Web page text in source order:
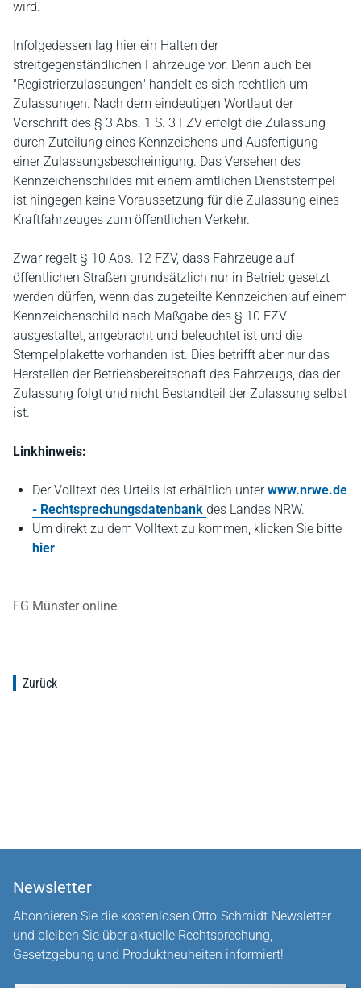
wird.
Infolgedessen lag hier ein Halten der
streitgegenständlichen Fahrzeuge vor. Denn auch bei
"Registrierzulassungen" handelt es sich rechtlich um
Zulassungen. Nach dem eindeutigen Wortlaut der
Vorschrift des § 3 Abs. 1 S. 3 FZV erfolgt die Zulassung
durch Zuteilung eines Kennzeichens und Ausfertigung
einer Zulassungsbescheinigung. Das Versehen des
Kennzeichenschildes mit einem amtlichen Dienststempel
ist hingegen keine Voraussetzung für die Zulassung eines
Kraftfahrzeuges zum öffentlichen Verkehr.
Zwar regelt § 10 Abs. 12 FZV, dass Fahrzeuge auf
öffentlichen Straßen grundsätzlich nur in Betrieb gesetzt
werden dürfen, wenn das zugeteilte Kennzeichen auf einem
Kennzeichenschild nach Maßgabe des § 10 FZV
ausgestaltet, angebracht und beleuchtet ist und die
Stempelplakette vorhanden ist. Dies betrifft aber nur das
Herstellen der Betriebsbereitschaft des Fahrzeugs, das der
Zulassung folgt und nicht Bestandteil der Zulassung selbst
ist.
Linkhinweis:
Der Volltext des Urteils ist erhältlich unterwww.nrwe.de
- Rechtsprechungsdatenbank des Landes NRW.
Um direkt zu dem Volltext zu kommen, klicken Sie bitte
hier.
FG Münster online
Zurück
Newsletter
Abonnieren Sie die kostenlosen Otto-Schmidt-Newsletter
und bleiben Sie über aktuelle Rechtsprechung,
Gesetzgebung und Produktneuheiten informiert!